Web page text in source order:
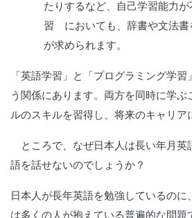
たりするなど、自己学習能力
習 においても、辞書や文法書
が求められます。
「英語学習」と「プログラミング学
う関係にあります。両方を同時に学ぶ
ルのスキルを習得し、将来のキャリア
ところで、なぜ日本人は長い年月英
語を話せないのでしょうか？
日本人が長年英語を勉強しているのに
は多くの人が抱えている普遍的な問題